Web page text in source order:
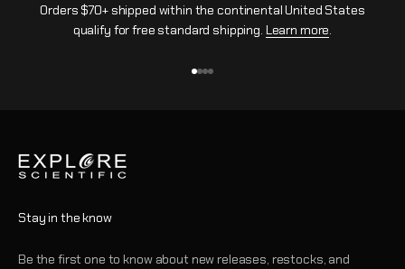
Orders $70+ shipped within the continental United States
qualify for free standard shipping. Learn more.
Stay in the know
Be the first one to know about new releases, restocks, and